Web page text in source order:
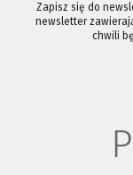
Zapisz się do
newsletter
chwili